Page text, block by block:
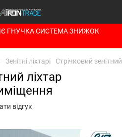
ГНУЧКА СИСТЕМА ЗНИЖОК
Зенітні ліхтарі Стрічковий
ліхтар
відгук